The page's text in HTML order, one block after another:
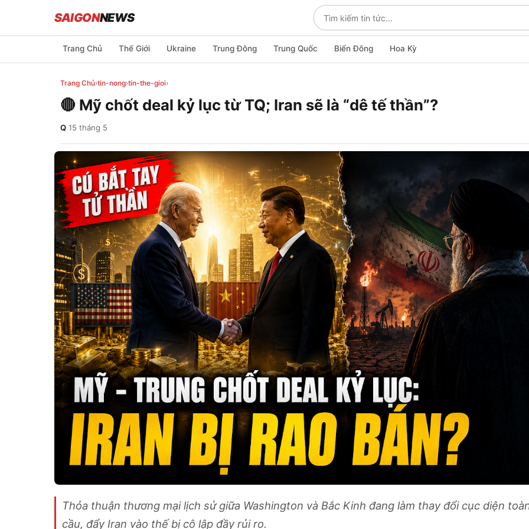
SAIGONNEWS
Trang Chủ Thế Giới Ukraine Trung Đông Trung Quốc Biển Đông Hoa Kỳ
Trang Chủ›tin-nong›tin-the-gioi›
🔴 Mỹ chốt deal kỷ lục từ TQ; Iran sẽ là “dê tế thần”?
Q·15 tháng 5
Thỏa thuận thương mại lịch sử giữa Washington và Bắc Kinh đang làm thay đổi cục diện
cầu, đẩy Iran vào thế bị cô lập đầy rủi ro.